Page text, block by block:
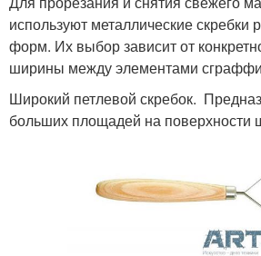
используют металлические скребки
форм. Их выбор зависит от
ширины между элементами
Широкий петлевой скребок.
больших площадей на поверхности